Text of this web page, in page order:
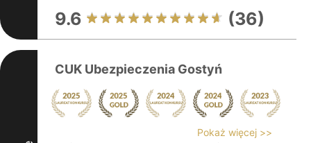
9.6 (36)
CUK Ubezpieczenia Gostyń
Pokaż więcej >>